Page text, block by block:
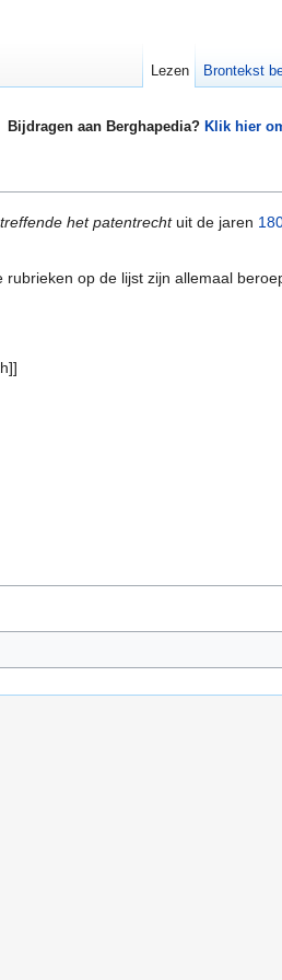
Bijdragen aan Berghapedia? Klik hier
het patentrechtuit de jaren
op de lijst zijn allemaal
Lezen Brontekst